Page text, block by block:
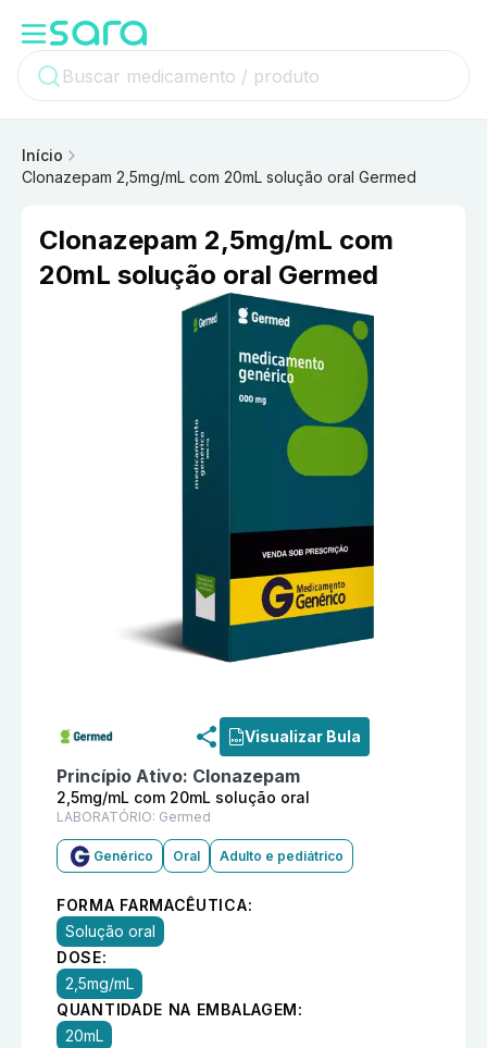
Início
Clonazepam 2,5mg/mL com 20mL solução oral Germed
Clonazepam 2,5mg/mL com
20mL solução oral Germed
Visualizar Bula
Princípio Ativo: Clonazepam
2,5mg/mL com 20mL solução oral
LABORATÓRIO: Germed
Genérico Oral Adulto e pediátrico
FORMA FARMACÊUTICA:
Solução oral
DOSE:
2,5mg/mL
QUANTIDADE NA EMBALAGEM:
20mL